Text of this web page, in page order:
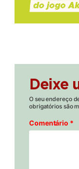
Deixe
O seu endereço
obrigatórios são
Comentário *